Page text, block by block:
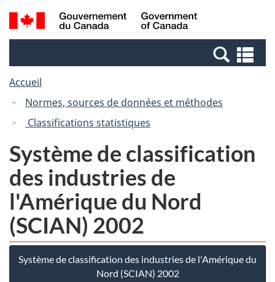
Passer
au
Passer
au
Passer
à
Canada
Recherche
et
et
Accueil
Normes, sources de données et méthodes
Classifications statistiques
Système de classification
des industries de
l'Amérique du Nord
(SCIAN) 2002
Système de classification des industries de l'Amérique du
Nord (SCIAN) 2002